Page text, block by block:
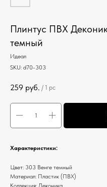
Плинтус ПВХ
темный
Идеал
SKU: d70-303
259 руб. / 1 pc
Характеристики:
Цвет: 303 Венге темный
Материал: Пластик (ПВХ)
Коллекция: Деконика